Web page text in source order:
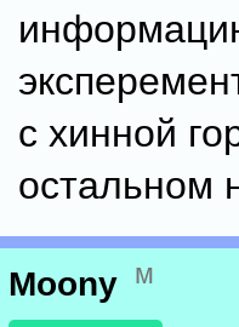
с хинной
остальном
Moony м